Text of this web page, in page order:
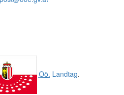
Oö. Landtag.